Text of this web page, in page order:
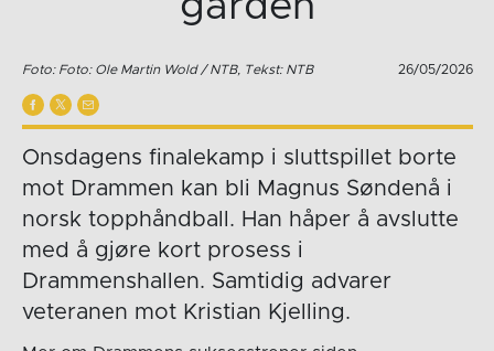
Foto: Foto: Ole Martin Wold / NTB, Tekst: NTB 26/05/2026
Onsdagens finalekamp i sluttspillet borte
mot Drammen kan bli Magnus Søndenå i
norsk topphåndball. Han håper å avslutte
med å gjøre kort prosess i
Drammenshallen. Samtidig advarer
veteranen mot Kristian Kjelling.